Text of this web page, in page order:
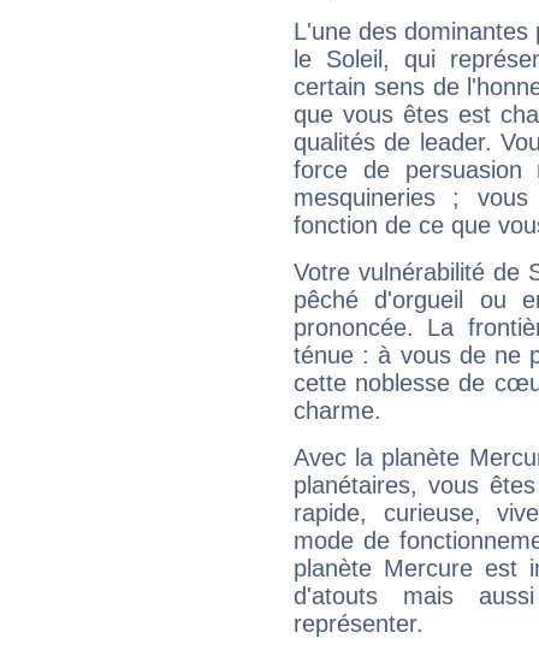
L'une des
le Soleil, qui
certain sens de
que vous êtes est
qualités de leader.
force de
mesquineries ;
fonction de ce que
Votre vulnérabilité de
pêché d'orgueil ou
prononcée. La
ténue : à vous de ne
cette noblesse de
charme.
Avec la planète
planétaires, vous
rapide, curieuse,
mode de
planète Mercure est
d'atouts mais
représenter.